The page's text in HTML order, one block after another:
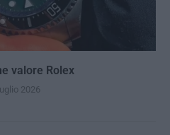
valore Rolex
2026